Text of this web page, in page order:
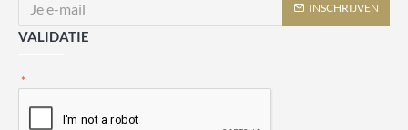
INSCHRIJVEN
VALIDATIE